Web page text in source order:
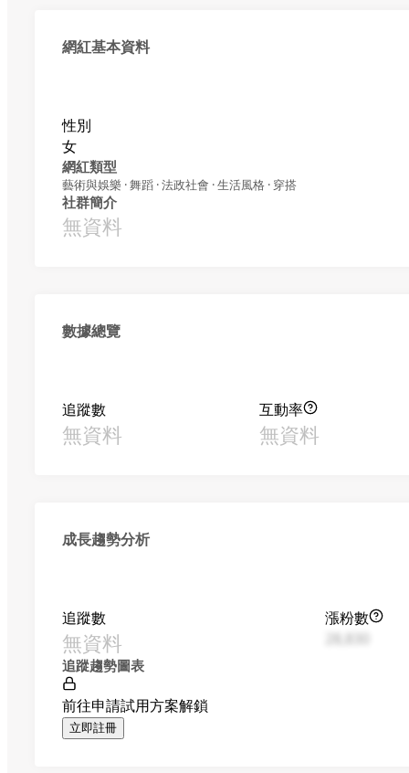
網紅基本資料
性別
女
網紅類型
藝術與娛樂 · 舞蹈 · 法政社會 · 生活風格 · 穿搭
社群簡介
無資料
數據總覽
追蹤數
無資料
互動率
無資料
成長趨勢分析
追蹤數
無資料
漲粉數
追蹤趨勢圖表
前往申請試用方案解鎖
立即註冊